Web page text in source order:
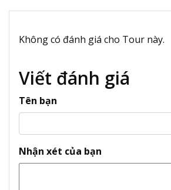
Không có đánh giá cho Tour này.
Viết đánh giá
Tên bạn
Nhận xét của bạn